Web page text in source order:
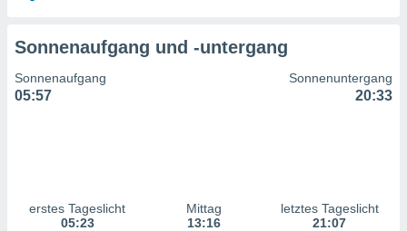
Inhalte,
Sonnenaufgang und -untergang
Sonnenaufgang
05:57
Sonnenuntergang
20:33
erstes Tageslicht
05:23
Mittag
13:16
letztes Tageslicht
21:07